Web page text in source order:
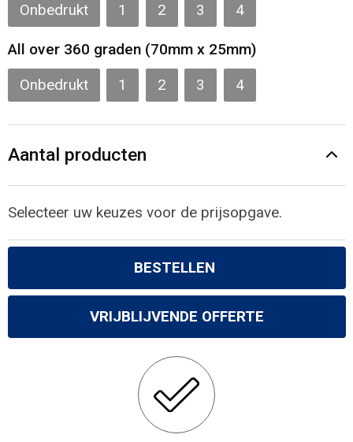
Onbedrukt 1 2 3 4
All over 360 graden (70mm x 25mm)
Onbedrukt 1 2 3 4
Aantal producten
Selecteer uw keuzes voor de prijsopgave.
BESTELLEN
VRIJBLIJVENDE OFFERTE